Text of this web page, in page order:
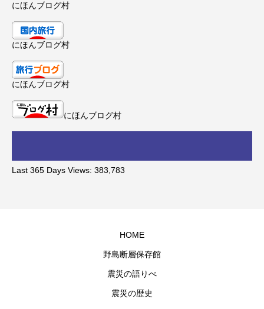
にほんブログ村
にほんブログ村
にほんブログ村
にほんブログ村
Last 365 Days Views: 383,783
HOME
野島断層保存館
震災の語りべ
震災の歴史